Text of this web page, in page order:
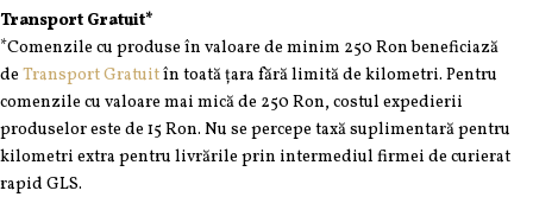
Transport Gratuit*
*Comenzile cu produse în valoare de minim 250 Ron beneficiază
de Transport Gratuitîn toată țara fără limită de kilometri. Pentru
comenzile cu valoare mai mică de 250 Ron, costul expedierii
produselor este de 15 Ron. Nu se percepe taxă suplimentară pentru
kilometri extra pentru livrările prin intermediul firmei de curierat
rapid GLS.